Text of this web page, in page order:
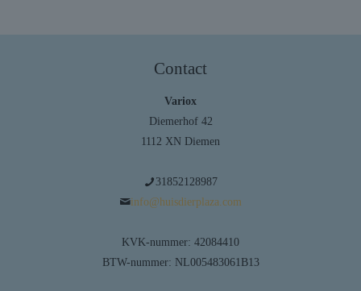
Contact
Variox
Diemerhof 42
1112 XN Diemen
31852128987
info@huisdierplaza.com
KVK-nummer: 42084410
BTW-nummer: NL005483061B13